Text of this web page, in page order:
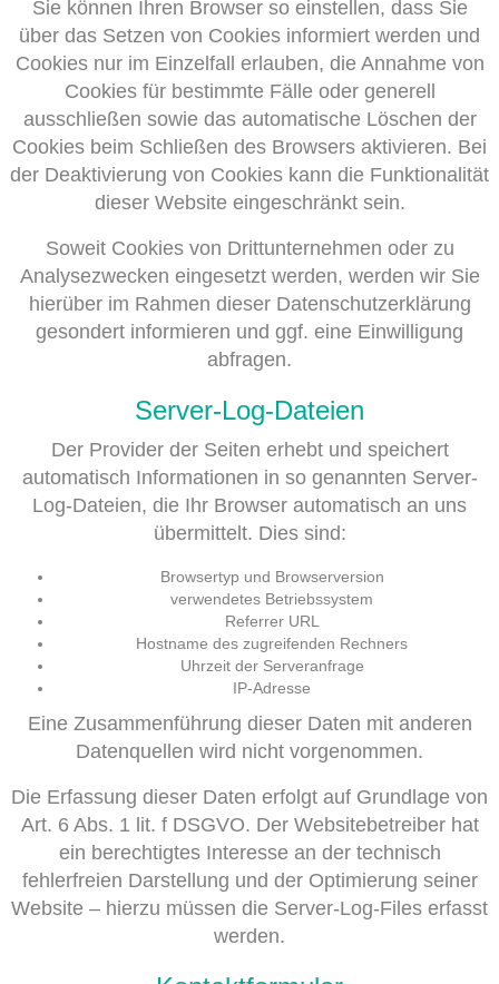
Sie können Ihren Browser so einstellen, dass Sie
über das Setzen von Cookies informiert werden und
Cookies nur im Einzelfall erlauben, die Annahme von
Cookies für bestimmte Fälle oder generell
ausschließen sowie das automatische Löschen der
Cookies beim Schließen des Browsers aktivieren. Bei
der Deaktivierung von Cookies kann die Funktionalität
dieser Website eingeschränkt sein.
Soweit Cookies von Drittunternehmen oder zu
Analysezwecken eingesetzt werden, werden wir Sie
hierüber im Rahmen dieser Datenschutzerklärung
gesondert informieren und ggf. eine Einwilligung
abfragen.
Server-Log-Dateien
Der Provider der Seiten erhebt und speichert
automatisch Informationen in so genannten Server-
Log-Dateien, die Ihr Browser automatisch an uns
übermittelt. Dies sind:
Browsertyp und Browserversion
verwendetes Betriebssystem
Referrer URL
Hostname des zugreifenden Rechners
Uhrzeit der Serveranfrage
IP-Adresse
Eine Zusammenführung dieser Daten mit anderen
Datenquellen wird nicht vorgenommen.
Die Erfassung dieser Daten erfolgt auf Grundlage von
Art. 6 Abs. 1 lit. f DSGVO. Der Websitebetreiber hat
ein berechtigtes Interesse an der technisch
fehlerfreien Darstellung und der Optimierung seiner
Website – hierzu müssen die Server-Log-Files erfasst
werden.